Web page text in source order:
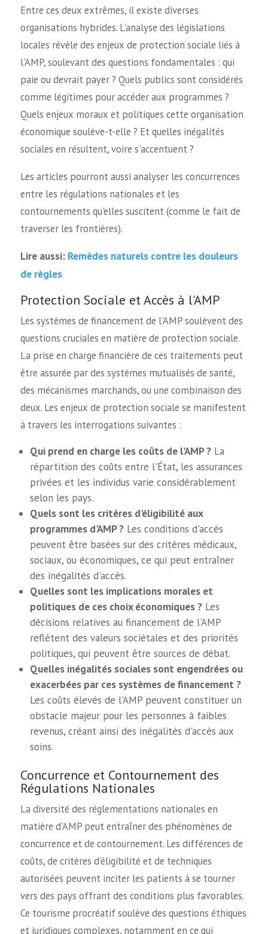
Entre ces deux extrêmes, il existe diverses
organisations hybrides. L'analyse des législations
locales révèle des enjeux de protection sociale liés à
l'AMP, soulevant des questions fondamentales : qui
paie ou devrait payer ? Quels publics sont considérés
comme légitimes pour accéder aux programmes ?
Quels enjeux moraux et politiques cette organisation
économique soulève-t-elle ? Et quelles inégalités
sociales en résultent, voire s'accentuent ?
Les articles pourront aussi analyser les concurrences
entre les régulations nationales et les
contournements qu'elles suscitent (comme le fait de
traverser les frontières).
Lire aussi: Remèdes naturels contre les douleurs
de règles
Protection Sociale et Accès à l'AMP
Les systèmes de financement de l'AMP soulèvent des
questions cruciales en matière de protection sociale.
La prise en charge financière de ces traitements peut
être assurée par des systèmes mutualisés de santé,
des mécanismes marchands, ou une combinaison des
deux. Les enjeux de protection sociale se manifestent
à travers les interrogations suivantes :
Qui prend en charge les coûts de l'AMP ? La
répartition des coûts entre l'État, les assurances
privées et les individus varie considérablement
selon les pays.
Quels sont les critères d'éligibilité aux
programmes d'AMP ? Les conditions d'accès
peuvent être basées sur des critères médicaux,
sociaux, ou économiques, ce qui peut entraîner
des inégalités d'accès.
Quelles sont les implications morales et
politiques de ces choix économiques ? Les
décisions relatives au financement de l'AMP
reflètent des valeurs sociétales et des priorités
politiques, qui peuvent être sources de débat.
Quelles inégalités sociales sont engendrées ou
exacerbées par ces systèmes de financement ?
Les coûts élevés de l'AMP peuvent constituer un
obstacle majeur pour les personnes à faibles
revenus, créant ainsi des inégalités d'accès aux
soins.
Concurrence et Contournement des
Régulations Nationales
La diversité des réglementations nationales en
matière d'AMP peut entraîner des phénomènes de
concurrence et de contournement. Les différences de
coûts, de critères d'éligibilité et de techniques
autorisées peuvent inciter les patients à se tourner
vers des pays offrant des conditions plus favorables.
Ce tourisme procréatif soulève des questions éthiques
et juridiques complexes, notamment en ce qui